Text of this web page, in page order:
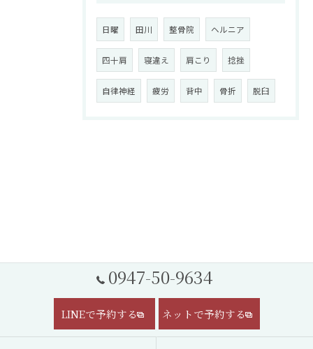
日曜 田川 整骨院 ヘルニア
四十肩 寝違え 肩こり 捻挫
自律神経 疲労 背中 骨折 脱臼
0947-50-9634
LINEで予約する ネットで予約する